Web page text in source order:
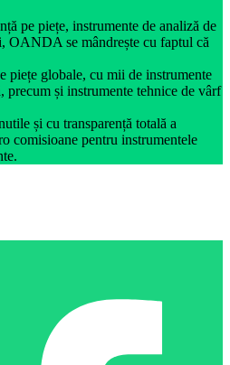
pe piețe, instrumente de analiză de
OANDA se mândrește cu faptul că
piețe globale, cu mii de instrumente
precum și instrumente tehnice de vârf
și cu transparență totală a
comisioane pentru instrumentele